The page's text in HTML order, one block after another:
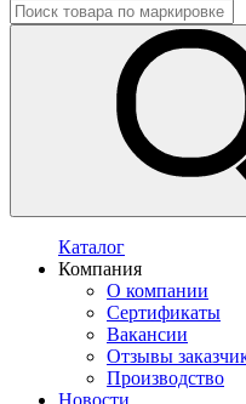
Каталог
Компания
О компании
Сертификаты
Вакансии
Отзывы
Производство